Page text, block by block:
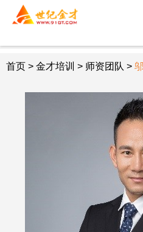
首页 > 金才培训 > 师资团队 >